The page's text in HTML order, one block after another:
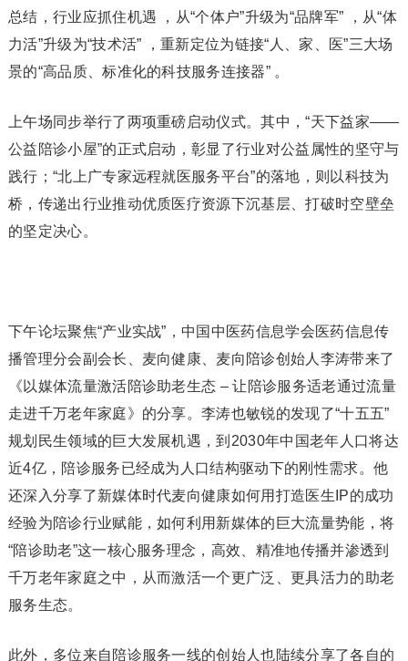
总结，行业应抓住机遇 ，从“个体户”升级为“品牌军” ，从“体
力活”升级为“技术活” ，重新定位为链接“人、家、医”三大场
景的“高品质、标准化的科技服务连接器” 。
上午场同步举行了两项重磅启动仪式。其中，“天下益家——
公益陪诊小屋”的正式启动，彰显了行业对公益属性的坚守与
践行；“北上广专家远程就医服务平台”的落地，则以科技为
桥，传递出行业推动优质医疗资源下沉基层、打破时空壁垒
的坚定决心。
下午论坛聚焦“产业实战”，中国中医药信息学会医药信息传
播管理分会副会长、麦向健康、麦向陪诊创始人李涛带来了
《以媒体流量激活陪诊助老生态 – 让陪诊服务适老通过流量
走进千万老年家庭》的分享。李涛也敏锐的发现了“十五五”
规划民生领域的巨大发展机遇，到2030年中国老年人口将达
近4亿，陪诊服务已经成为人口结构驱动下的刚性需求。他
还深入分享了新媒体时代麦向健康如何用打造医生IP的成功
经验为陪诊行业赋能，如何利用新媒体的巨大流量势能，将
“陪诊助老”这一核心服务理念，高效、精准地传播并渗透到
千万老年家庭之中，从而激活一个更广泛、更具活力的助老
服务生态。
此外，多位来自陪诊服务一线的创始人也陆续分享了各自的